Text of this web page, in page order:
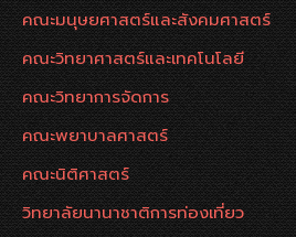
คณะมนุษยศาสตร์และสังคมศาสตร์
คณะวิทยาศาสตร์และเทคโนโลยี
คณะวิทยาการจัดการ
คณะพยาบาลศาสตร์
คณะนิติศาสตร์
วิทยาลัยนานาชาติการท่องเที่ยว